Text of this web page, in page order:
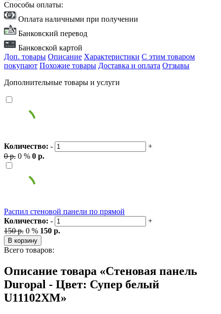
Способы оплаты:
Оплата наличными при получении
Банковский перевод
Банковской картой
Доп. товары Описание Характеристики С этим товаром
покупают Похожие товары Доставка и оплата Отзывы
Дополнительные товары и услуги
Количество: -
+
0 р. 0 % 0 р.
Распил стеновой панели по прямой
Количество: -
+
150 р. 0 % 150 р.
В корзину
Всего товаров:
Описание товара «Стеновая панель
Duropal - Цвет: Супер белый
U11102XM»